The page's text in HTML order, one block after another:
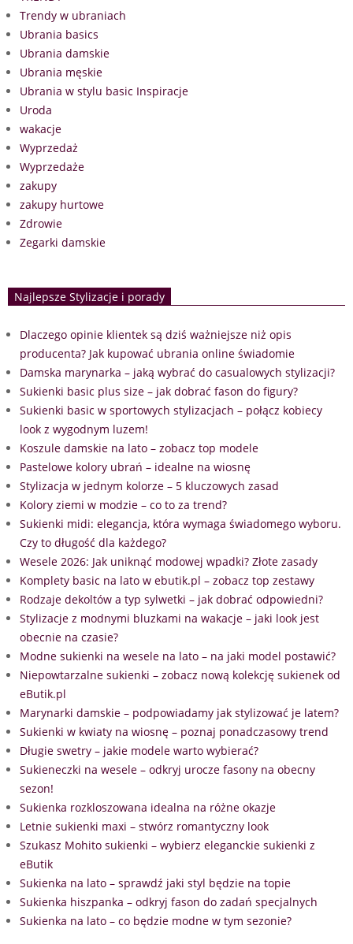
Trendy w ubraniach
Ubrania basics
Ubrania damskie
Ubrania męskie
Ubrania w stylu basic Inspiracje
Uroda
wakacje
Wyprzedaż
Wyprzedaże
zakupy
zakupy hurtowe
Zdrowie
Zegarki damskie
Najlepsze Stylizacje i porady
Dlaczego opinie klientek są dziś ważniejsze niż opis
producenta? Jak kupować ubrania online świadomie
Damska marynarka – jaką wybrać do casualowych stylizacji?
Sukienki basic plus size – jak dobrać fason do figury?
Sukienki basic w sportowych stylizacjach – połącz kobiecy
look z wygodnym luzem!
Koszule damskie na lato – zobacz top modele
Pastelowe kolory ubrań – idealne na wiosnę
Stylizacja w jednym kolorze – 5 kluczowych zasad
Kolory ziemi w modzie – co to za trend?
Sukienki midi: elegancja, która wymaga świadomego wyboru.
Czy to długość dla każdego?
Wesele 2026: Jak uniknąć modowej wpadki? Złote zasady
Komplety basic na lato w ebutik.pl – zobacz top zestawy
Rodzaje dekoltów a typ sylwetki – jak dobrać odpowiedni?
Stylizacje z modnymi bluzkami na wakacje – jaki look jest
obecnie na czasie?
Modne sukienki na wesele na lato – na jaki model postawić?
Niepowtarzalne sukienki – zobacz nową kolekcję sukienek od
eButik.pl
Marynarki damskie – podpowiadamy jak stylizować je latem?
Sukienki w kwiaty na wiosnę – poznaj ponadczasowy trend
Długie swetry – jakie modele warto wybierać?
Sukieneczki na wesele – odkryj urocze fasony na obecny
sezon!
Sukienka rozkloszowana idealna na różne okazje
Letnie sukienki maxi – stwórz romantyczny look
Szukasz Mohito sukienki – wybierz eleganckie sukienki z
eButik
Sukienka na lato – sprawdź jaki styl będzie na topie
Sukienka hiszpanka – odkryj fason do zadań specjalnych
Sukienka na lato – co będzie modne w tym sezonie?